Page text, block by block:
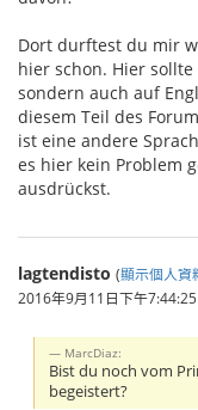
Dort durftest du mir
hier schon. Hier
sondern auch auf
diesem Teil des
ist eine andere
es hier kein Problem
ausdrückst.
lagtendisto (顯示個人資
2016年9月11日下午7:44:25
MarcDiaz:
Bist du noch vom
begeistert?